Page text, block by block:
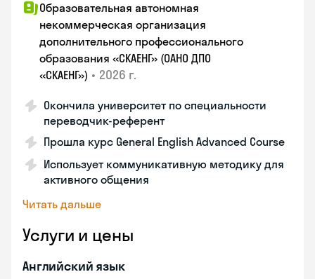
Образовательная автономная
некоммерческая организация
дополнительного профессионального
образования «СКАЕНГ» (ОАНО ДПО
«СКАЕНГ») • 2026 г.
Окончила университет по специальности
переводчик-референт
Прошла курс General English Advanced Course
Использует коммуникативную методику для
активного общения
Читать дальше
Услуги и цены
Английский язык